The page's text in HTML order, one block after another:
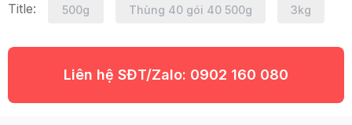
Title: 500g Thùng 40 gói 40 500g 3kg
Liên hệ SĐT/Zalo: 0902 160 080